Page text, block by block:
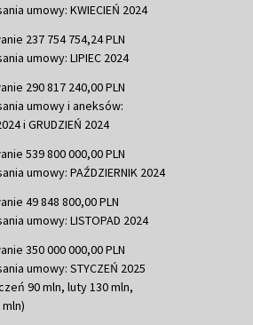
umowy: KWIECIEŃ 2024
237 754 754,24 PLN
umowy: LIPIEC 2024
290 817 240,00 PLN
umowy i aneksów:
i GRUDZIEŃ 2024
539 800 000,00 PLN
umowy: PAŹDZIERNIK 2024
49 848 800,00 PLN
umowy: LISTOPAD 2024
350 000 000,00 PLN
umowy: STYCZEŃ 2025
90 mln, luty 130 mln,